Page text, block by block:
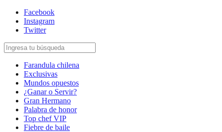
Facebook
Instagram
Twitter
Farandula chilena
Exclusivas
Mundos opuestos
¿Ganar o Servir?
Gran Hermano
Palabra de honor
Top chef VIP
Fiebre de baile